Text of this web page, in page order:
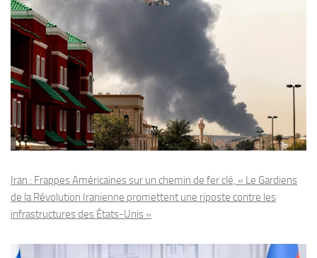
Iran : Frappes Américaines sur un chemin de fer clé, « Le Gardiens
de la Révolution Iranienne promettent une riposte contre les
infrastructures des États-Unis »